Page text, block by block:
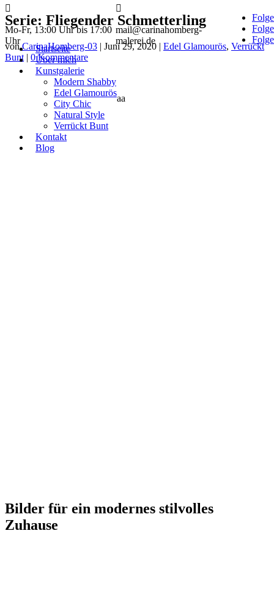
Startseite
Über mich
Kunstgalerie
Modern Shabby
Edel Glamourös
City Chic
Natural Style
Verrückt Bunt
Kontakt
Blog
aa

Mo-Fr, 13:00 Uhr bis 17:00
Uhr

mail@carinahomberg-
malerei.de
Serie: Fliegender Schmetterling
vonCarinaHomberg-03 | Juni 29, 2020 | Edel Glamourös, Verrückt
Bunt | 0 Kommentare
Bilder für ein modernes stilvolles
Zuhause